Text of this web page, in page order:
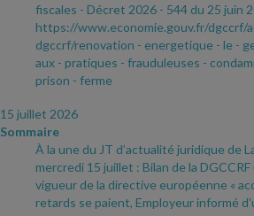
fiscales - Décret 2026 - 544 du 25 juin
https://www.economie.gouv.fr/dgccrf/
dgccrf/renovation - energetique - le -
aux - pratiques - frauduleuses -
prison - ferme
15 juillet 2026
Sommaire
À la une du JT d’actualité juridique de
mercredi 15 juillet : Bilan de la
vigueur de la directive européenne «
retards se paient, Employeur informé